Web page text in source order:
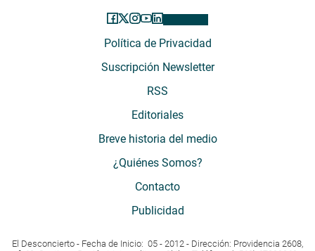
Política de Privacidad
Suscripción Newsletter
RSS
Editoriales
Breve historia del medio
¿Quiénes Somos?
Contacto
Publicidad
El Desconcierto - Fecha de Inicio: 05 - 2012 - Dirección: Providencia 2608,